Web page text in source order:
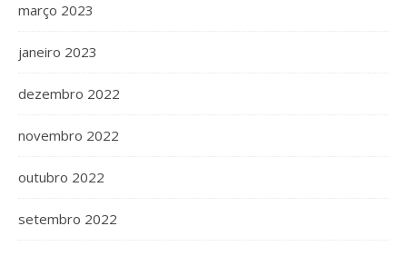
março 2023
janeiro 2023
dezembro 2022
novembro 2022
outubro 2022
setembro 2022